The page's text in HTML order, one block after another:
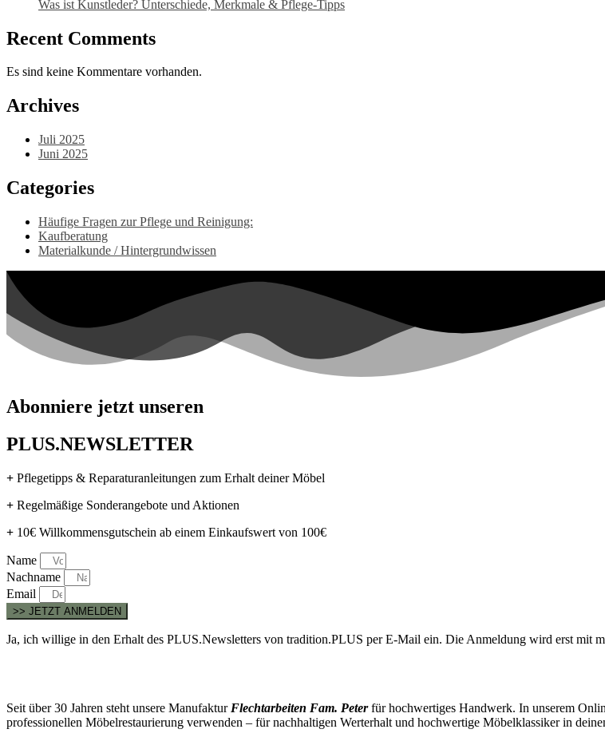
Was ist Kunstleder? Unterschiede, Merkmale & Pflege-Tipps
Recent Comments
Es sind keine Kommentare vorhanden.
Archives
Juli 2025
Juni 2025
Categories
Häufige Fragen zur Pflege und Reinigung:
Kaufberatung
Materialkunde / Hintergrundwissen
Abonniere jetzt unseren
PLUS.NEWSLETTER
+ Pflegetipps & Reparaturanleitungen zum Erhalt deiner Möbel
+ Regelmäßige Sonderangebote und Aktionen
+ 10€ Willkommensgutschein ab einem Einkaufswert von 100€
Name
Nachname
Email
>> JETZT ANMELDEN
Ja, ich willige in den Erhalt des PLUS.Newsletters von tradition.PLUS per E-Mail ein. Die Anmeldung wird erst mit
Seit über 30 Jahren steht unsere Manufaktur Flechtarbeiten Fam. Peterfür hochwertiges Handwerk. In unserem
professionellen Möbelrestaurierung verwenden – für nachhaltigen Werterhalt und hochwertige Möbelklassiker in